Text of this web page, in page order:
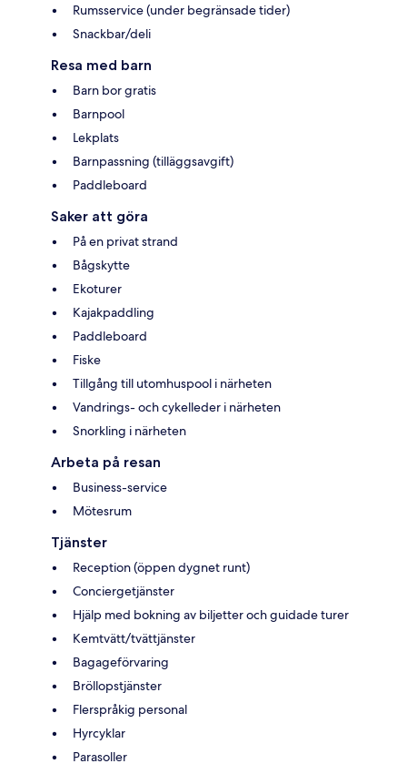
Rumsservice (under begränsade tider)
Snackbar/deli
Resa med barn
Barn bor gratis
Barnpool
Lekplats
Barnpassning (tilläggsavgift)
Paddleboard
Saker att göra
På en privat strand
Bågskytte
Ekoturer
Kajakpaddling
Paddleboard
Fiske
Tillgång till utomhuspool i närheten
Vandrings- och cykelleder i närheten
Snorkling i närheten
Arbeta på resan
Business-service
Mötesrum
Tjänster
Reception (öppen dygnet runt)
Conciergetjänster
Hjälp med bokning av biljetter och guidade turer
Kemtvätt/tvättjänster
Bagageförvaring
Bröllopstjänster
Flerspråkig personal
Hyrcyklar
Parasoller